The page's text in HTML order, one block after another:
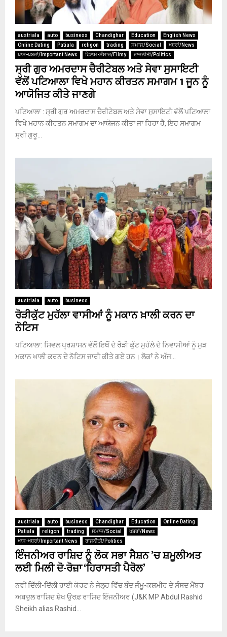
austriala auto business Chandighar Education
English News
Online Dating
Patiala religon trading ਸਮਾਜ/Social
ਖਬਰਾਂ/News
ਖਾਸ-ਖਬਰਾਂ/Important News
ਫਿਲਮ-ਸੰਸਾਰ/Filmy ਰਾਜਨੀਤੀ/Politics
ਸ੍ਰੀ ਗੁਰ ਅਮਰਦਾਸ ਚੈਰੀਟੇਬਲ ਅਤੇ ਸੇਵਾ ਸੁਸਾਇਟੀ
ਵੱਲੋਂ ਪਟਿਆਲਾ ਵਿਖੇ ਮਹਾਨ ਕੀਰਤਨ ਸਮਾਗਮ 1 ਜੂਨ ਨੂੰ
ਆਯੋਜਿਤ ਕੀਤੇ ਜਾਣਗੇ
ਪਟਿਆਲਾ : ਸ੍ਰੀ ਗੁਰ ਅਮਰਦਾਸ ਚੈਰੀਟੇਬਲ ਅਤੇ ਸੇਵਾ ਸੁਸਾਇਟੀ ਵੱਲੋਂ ਪਟਿਆਲਾ
ਵਿਖੇ ਮਹਾਨ ਕੀਰਤਨ ਸਮਾਗਮ ਦਾ ਆਯੋਜਨ ਕੀਤਾ ਜਾ ਰਿਹਾ ਹੈ, ਇਹ ਸਮਾਗਮ
ਸ੍ਰੀ ਗੁਰੂ...
austriala auto business
ਰੋੜੀਕੁੱਟ ਮੁਹੱਲਾ ਵਾਸੀਆਂ ਨੂੰ ਮਕਾਨ ਖ਼ਾਲੀ ਕਰਨ ਦਾ
ਨੋਟਿਸ
ਪਟਿਆਲਾ: ਸਿਵਲ ਪ੍ਰਸ਼ਾਸਨ ਵੱਲੋਂ ਇਥੋਂ ਦੇ ਰੋੜੀ ਕੁੱਟ ਮੁਹੱਲੇ ਦੇ ਨਿਵਾਸੀਆਂ ਨੂੰ ਮੁੜ
ਮਕਾਨ ਖਾਲੀ ਕਰਨ ਦੇ ਨੋਟਿਸ ਜਾਰੀ ਕੀਤੇ ਗਏ ਹਨ। ਲੋਕਾਂ ਨੇ ਅੱਜ...
austriala auto business Chandighar Education
Online Dating
Patiala
religon trading ਸਮਾਜ/Social
ਖਬਰਾਂ/News
ਖਾਸ-ਖਬਰਾਂ/Important News
ਰਾਜਨੀਤੀ/Politics
ਇੰਜਨੀਅਰ ਰਾਸ਼ਿਦ ਨੂੰ ਲੋਕ ਸਭਾ ਸੈਸ਼ਨ ’ਚ ਸ਼ਮੂਲੀਅਤ
ਲਈ ਮਿਲੀ ਦੋ-ਰੋਜ਼ਾ ‘ਹਿਰਾਸਤੀ ਪੈਰੋਲ’
ਨਵੀਂ ਦਿੱਲੀ-ਦਿੱਲੀ ਹਾਈ ਕੋਰਟ ਨੇ ਜੇਲ੍ਹ ਵਿੱਚ ਬੰਦ ਜੰਮੂ-ਕਸ਼ਮੀਰ ਦੇ ਸੰਸਦ ਮੈਂਬਰ
ਅਬਦੁਲ ਰਾਸ਼ਿਦ ਸ਼ੇਖ ਉਰਫ਼ ਰਾਸ਼ਿਦ ਇੰਜਨੀਅਰ (J&K MP Abdul Rashid
Sheikh alias Rashid...